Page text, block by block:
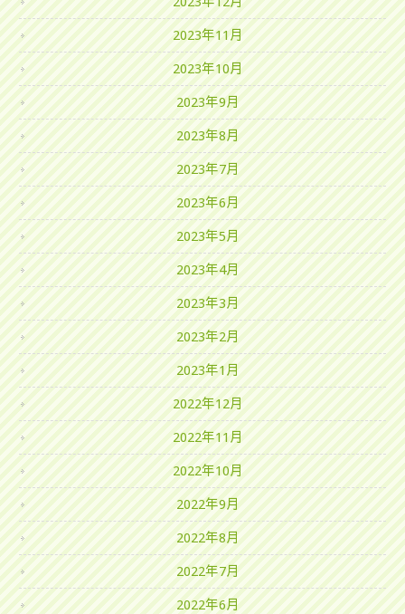
2023年11月
2023年10月
2023年9月
2023年8月
2023年7月
2023年6月
2023年5月
2023年4月
2023年3月
2023年2月
2023年1月
2022年12月
2022年11月
2022年10月
2022年9月
2022年8月
2022年7月
2022年6月